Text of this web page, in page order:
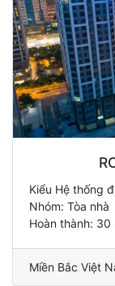
Kiểu Hệ thống
Nhóm: Tòa nhà
Hoàn thành: 30
Miền Bắc Việt